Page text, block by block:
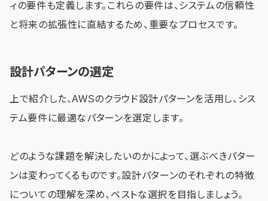
ィの要件も定義します。これらの要件は、システムの信頼性
と将来の拡張性に直結するため、重要なプロセスです。
設計パターンの選定
上で紹介した、AWSのクラウド設計パターンを活用し、シス
テム要件に最適なパターンを選定します。
どのような課題を解決したいのかによって、選ぶべきパター
ンは変わってくるものです。設計パターンのそれぞれの特徴
についての理解を深め、ベストな選択を目指しましょう。